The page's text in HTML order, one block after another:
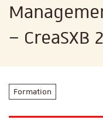
– CreaSXB
Formation